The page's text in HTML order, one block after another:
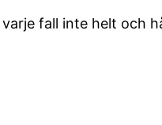
fall inte helt och